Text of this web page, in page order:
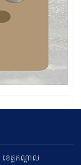
ខេត្តកណ្តាល